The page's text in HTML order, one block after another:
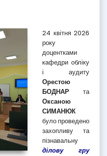
24 квітня 2026
року
доцентками
кафедри обліку
і аудиту
Орестою
БОДНАР та
Оксаною
СИМАНЮК
було проведено
захопливу та
пізнавальну
ділову гру